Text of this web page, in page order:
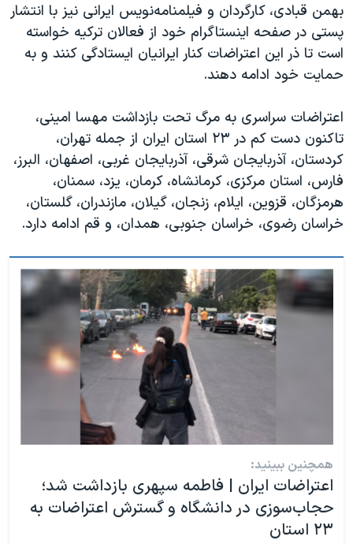
بهمن قبادی، کارگردان و فیلمنامه‌نویس ایرانی نیز با انتشار
پستی در صفحه اینستاگرام خود از فعالان ترکیه خواسته
است تا ذر این اعتراضات کنار ایرانیان ایستادگی کنند و به
حمایت خود ادامه دهند.
اعتراضات سراسری به مرگ تحت بازداشت مهسا امینی،
تاکنون دست کم در ۲۳ استان ایران از جمله تهران،
کردستان، آذربایجان شرقی، آذربایجان غربی، اصفهان، البرز،
فارس، استان مرکزی، کرمانشاه، کرمان، یزد، سمنان،
هرمزگان، قزوین، ایلام، زنجان، گیلان، مازندران، گلستان،
خراسان رضوی، خراسان جنوبی، همدان، و قم ادامه دارد.
همچنین ببینید:
اعتراضات ایران | فاطمه سپهری بازداشت شد؛
حجاب‌سوزی در دانشگاه و گسترش اعتراضات به
۲۳ استان